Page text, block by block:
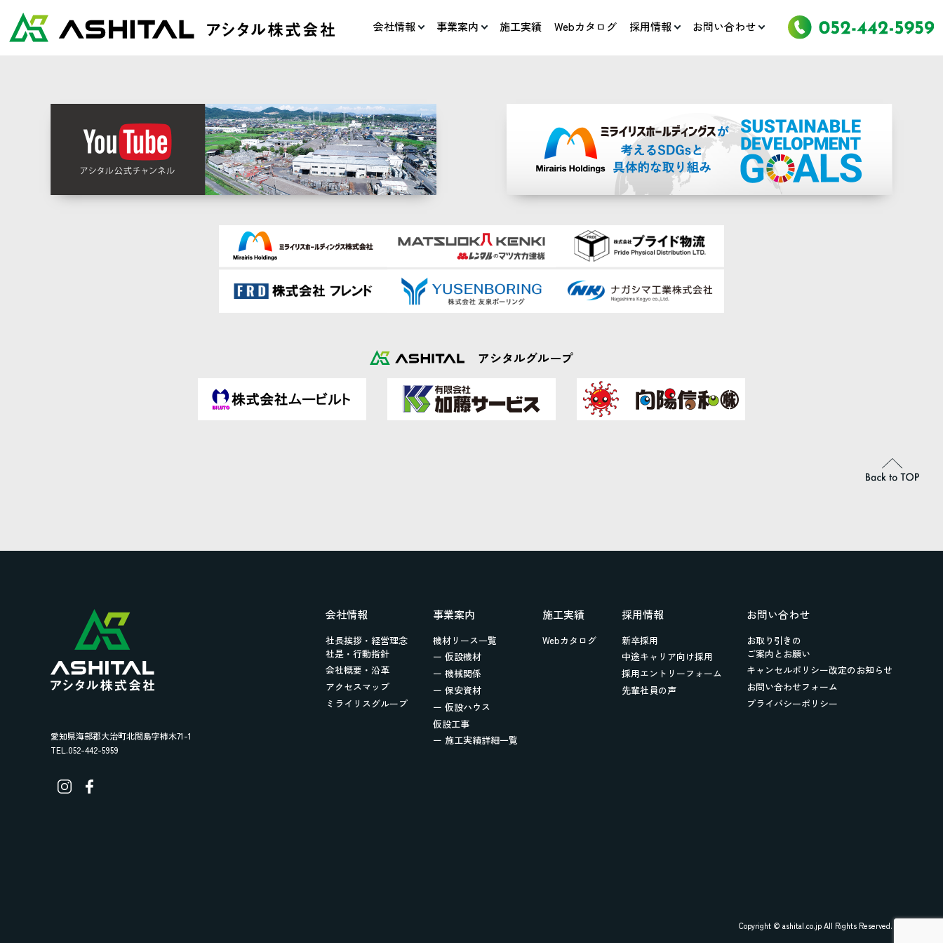
会社情報 事業案内 施工実績 Webカタログ 採用情報 お問い合わせ
アシタルグループ
愛知県海部郡大治町北間島字柿木71-1
TEL.052-442-5959
会社情報
社長挨拶・経営理念
社是・行動指針
会社概要・沿革
アクセスマップ
ミライリスグループ
事業案内
機材リース一覧
ー 仮設機材
ー 機械関係
ー 保安資材
ー 仮設ハウス
仮設工事
ー 施工実績詳細一覧
施工実績
Webカタログ
採用情報
新卒採用
中途キャリア向け採用
採用エントリーフォーム
先輩社員の声
お問い合わせ
お取り引きの
ご案内とお願い
キャンセルポリシー改定のお知らせ
お問い合わせフォーム
プライバシーポリシー
Copyright © ashital.co.jp All Rights Reserved.